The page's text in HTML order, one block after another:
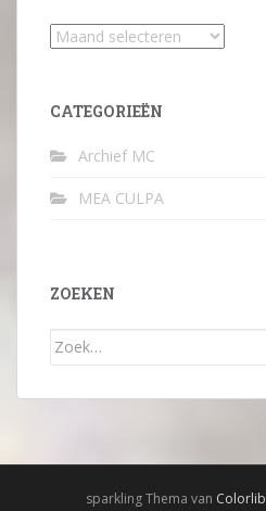
Archief
CATEGORIEËN
Archief MC
MEA CULPA
ZOEKEN
Zoek
sparkling Thema van Colorlib